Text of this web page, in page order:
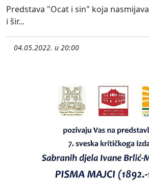
Predstava "Ocat i sin" koja
i šir...
04.05.2022. u 20:00